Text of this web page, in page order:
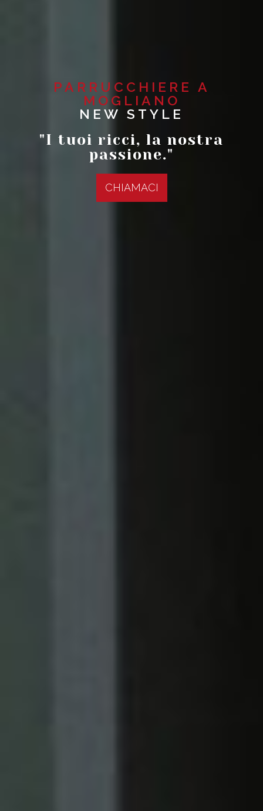
PARRUCCHIERE A
MOGLIANO
NEW STYLE
"I tuoi ricci, la nostra
passione."
CHIAMACI